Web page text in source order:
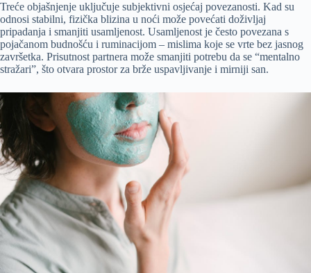
Treće objašnjenje uključuje subjektivni osjećaj povezanosti. Kad su
odnosi stabilni, fizička blizina u noći može povećati doživljaj
pripadanja i smanjiti usamljenost. Usamljenost je često povezana s
pojačanom budnošću i ruminacijom – mislima koje se vrte bez jasnog
završetka. Prisutnost partnera može smanjiti potrebu da se “mentalno
stražari”, što otvara prostor za brže uspavljivanje i mirniji san.